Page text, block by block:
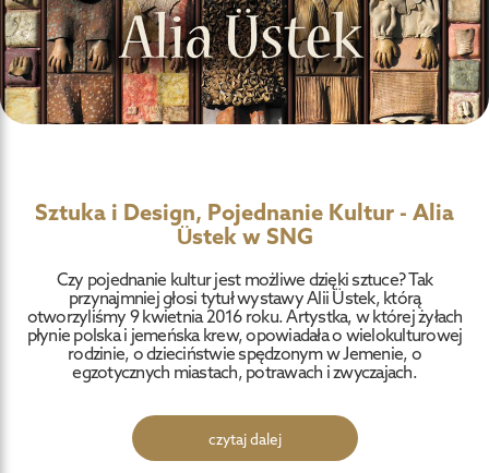
Sztuka i Design, Pojednanie Kultur - Alia
Üstek w SNG
Czy pojednanie kultur jest możliwe dzięki sztuce? Tak
przynajmniej głosi tytuł wystawy Alii Üstek, którą
otworzyliśmy 9 kwietnia 2016 roku. Artystka, w której żyłach
płynie polska i jemeńska krew, opowiadała o wielokulturowej
rodzinie, o dzieciństwie spędzonym w Jemenie, o
egzotycznych miastach, potrawach i zwyczajach.
czytaj dalej